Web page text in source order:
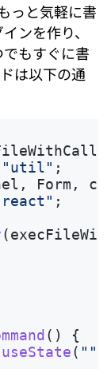
っと気軽に書
ンを作り、
もすぐに書
は以下の通
"util" ;
, Form ,
react " ;
(
()
{
useState( ""